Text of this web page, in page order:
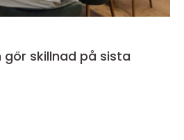
gör skillnad på sista